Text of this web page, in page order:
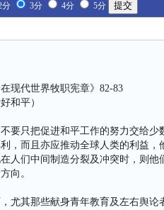
分 3分 4分 5分
现代世界牧职宪章》82-83
和平）
要只把促进和平工作的努力交给
，而且亦应推动全球人类的利益
人们中间制造分裂及冲突时，则
向。
尤其那些献身青年教育及左右舆